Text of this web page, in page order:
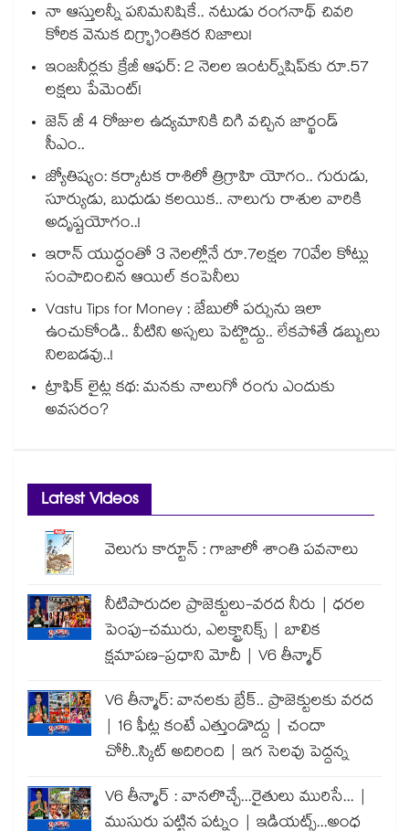
నా ఆస్తులన్నీ పనిమనిషికే.. నటుడు రంగనాథ్ చివరి
కోరిక వెనుక దిగ్భ్రాంతికర నిజాలు!
ఇంజనీర్లకు క్రేజీ ఆఫర్: 2 నెలల ఇంటర్న్‌షిప్‌కు రూ.57
లక్షలు పేమెంట్!
జెన్ జీ 4 రోజుల ఉద్యమానికి దిగి వచ్చిన జార్ఖండ్
సీఎం..
జ్యోతిష్యం: కర్కాటక రాశిలో త్రిగ్రాహి యోగం.. గురుడు,
సూర్యుడు, బుధుడు కలయిక.. నాలుగు రాశుల వారికి
అదృష్టయోగం..!
ఇరాన్ యుద్ధంతో 3 నెలల్లోనే రూ.7లక్షల 70వేల కోట్లు
సంపాదించిన ఆయిల్ కంపెనీలు
Vastu Tips for Money : జేబులో పర్సును ఇలా
ఉంచుకోండి.. వీటిని అస్సలు పెట్టొద్దు.. లేకపోతే డబ్బులు
నిలబడవు..!
ట్రాఫిక్ లైట్ల కథ: మనకు నాలుగో రంగు ఎందుకు
అవసరం?
Latest Videos
వెలుగు కార్టూన్ : గాజాలో శాంతి పవనాలు
నీటిపారుదల ప్రాజెక్టులు-వరద నీరు | ధరల
పెంపు-చమురు, ఎలక్ట్రానిక్స్ | బాలిక
క్షమాపణ-ప్రధాని మోదీ | V6 తీన్మార్
V6 తీన్మార్: వానలకు బ్రేక్.. ప్రాజెక్టులకు వరద
| 16 ఫీట్ల కంటే ఎత్తుండొద్దు | చందా
చోరీ..స్కిట్ అదిరింది | ఇగ సెలవు పెద్దన్న
V6 తీన్మార్ : వానలొచ్చే...రైతులు మురిసే... |
ముసురు పట్టిన పట్నం | ఇడియట్స్...అంధ